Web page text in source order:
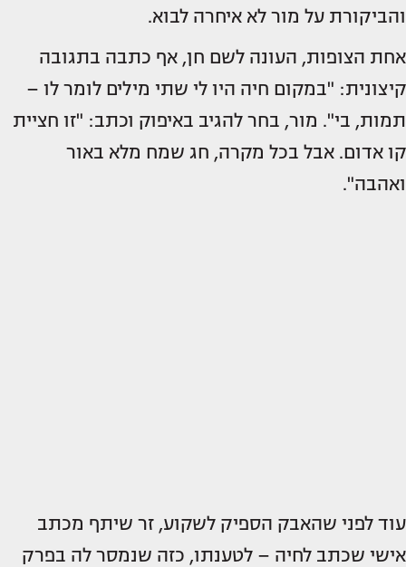
והביקורת על מור לא איחרה לבוא.
אחת הצופות, העונה לשם חן, אף כתבה בתגובה
קיצונית: "במקום חיה היו לי שתי מילים לומר לו –
תמות, בי". מור, בחר להגיב באיפוק וכתב: "זו חציית
קו אדום. אבל בכל מקרה, חג שמח מלא באור
ואהבה".
עוד לפני שהאבק הספיק לשקוע, זר שיתף מכתב
אישי שכתב לחיה – לטענתו, כזה שנמסר לה בפרק